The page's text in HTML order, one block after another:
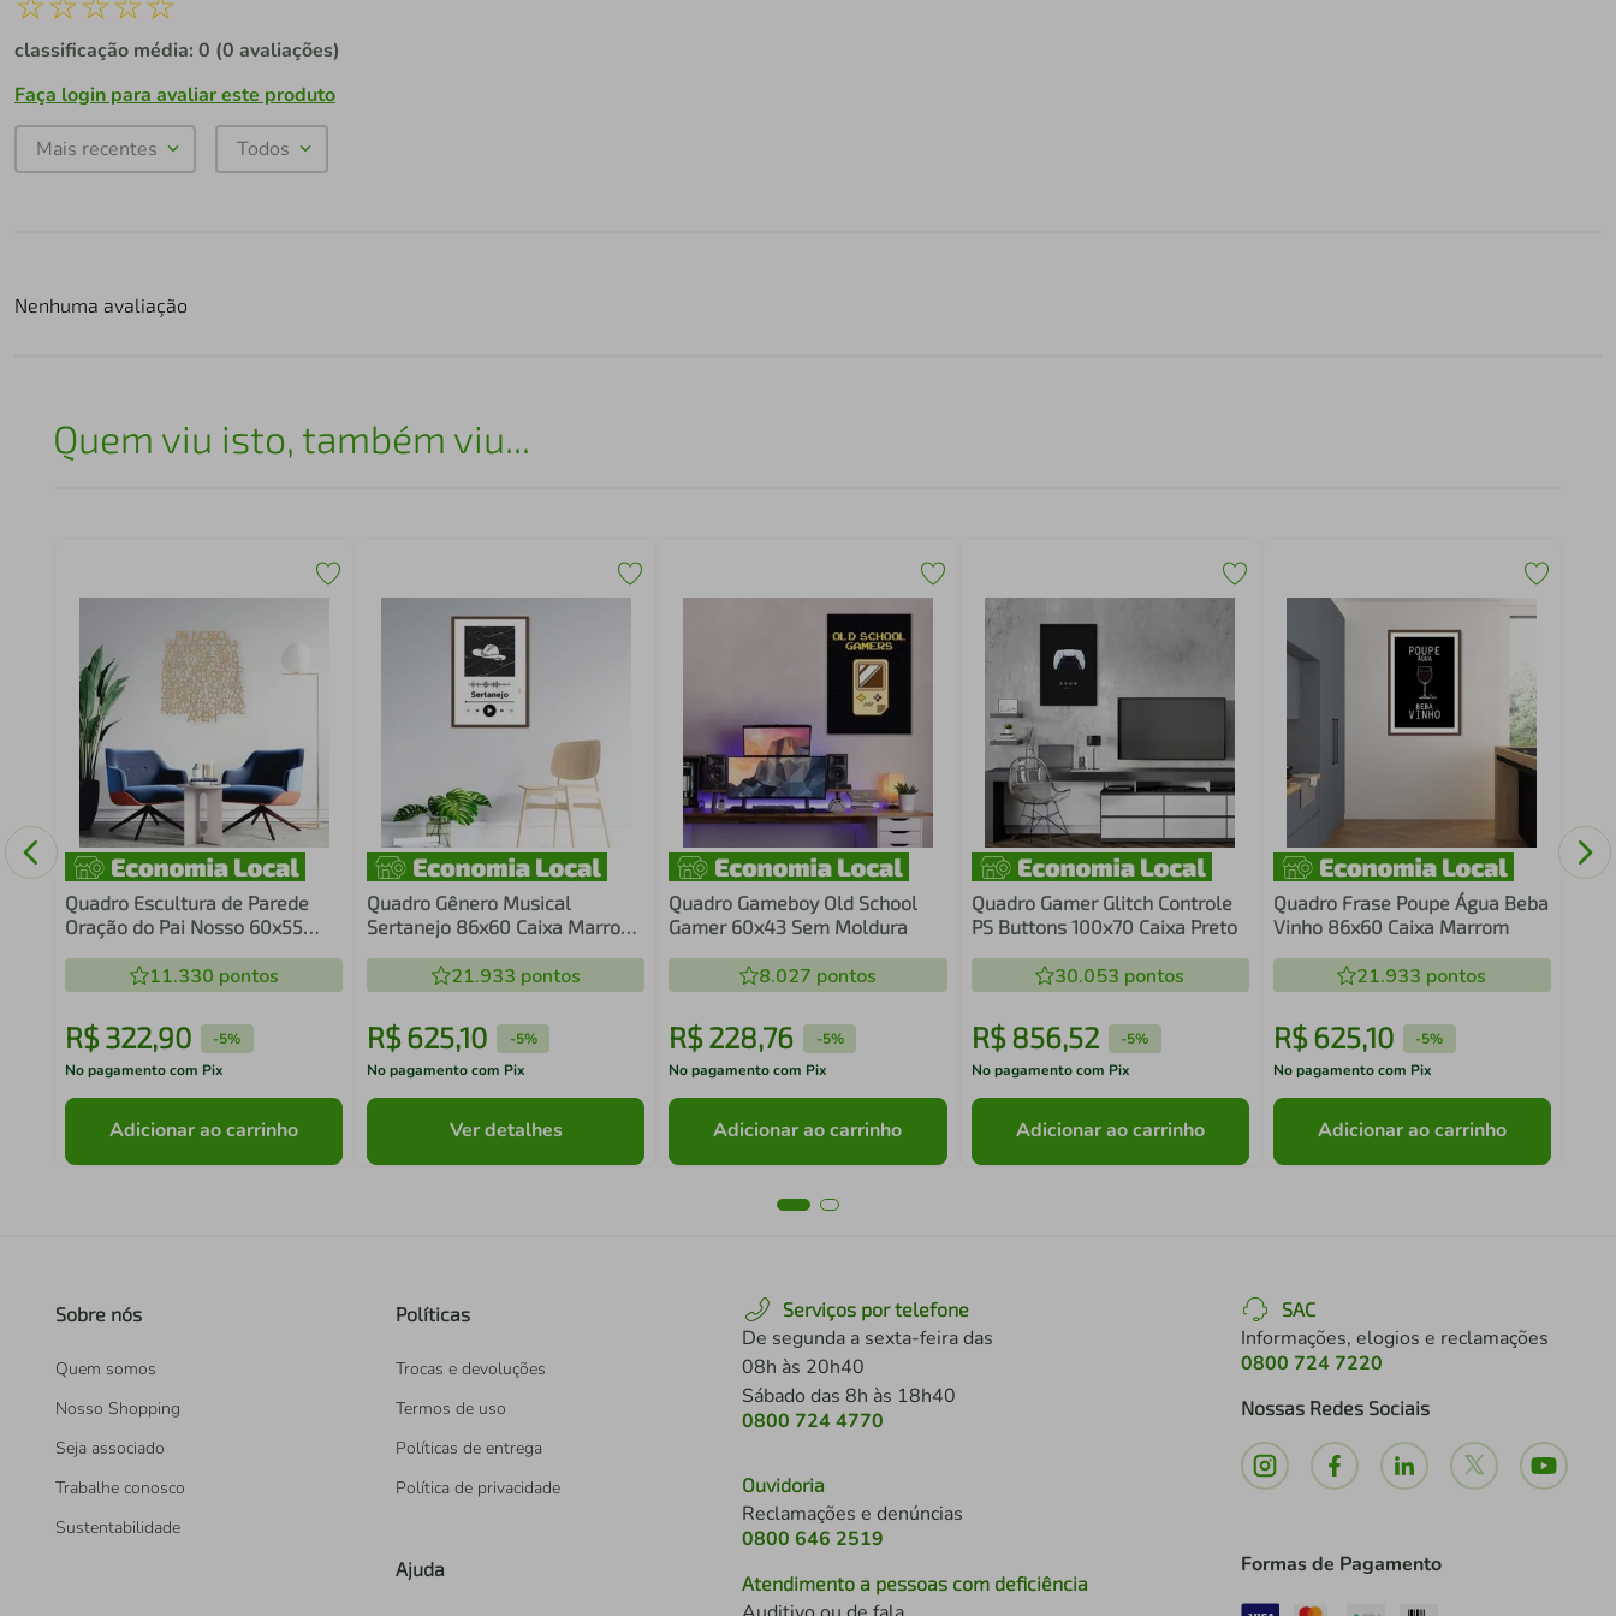
classificação média: 0 (0 avaliações)
Faça login para avaliar este produto
Mais recentes Todos
Nenhuma avaliação
Quem viu isto, também viu...
Quadro Escultura de Parede
Oração do Pai Nosso 60x55
11.330 pontos
R$ 322,90 -5%
No pagamento com Pix
Adicionar ao carrinho
Quadro Gênero Musical
Sertanejo 86x60 Caixa Marrom
21.933 pontos
R$ 625,10 -5%
No pagamento com Pix
Ver detalhes
Quadro Gameboy Old School
Gamer 60x43 Sem Moldura
8.027 pontos
R$228,76 -5%
No pagamento com Pix
Adicionar ao carrinho
Quadro Gamer Glitch Controle
PS Buttons 100x70 Caixa Preto
30.053 pontos
R$ 856,52 -5%
No pagamento com Pix
Adicionar ao carrinho
Quadro Frase Poupe Água Beba
Vinho 86x60 Caixa Marrom
21.933 pontos
R$ 625,10 -5%
No pagamento com Pix
Adicionar ao carrinho
Sobre nós
Quem somos
Nosso Shopping
Seja associado
Trabalhe conosco
Sustentabilidade
Políticas
Trocas e devoluções
Termos de uso
Políticas de entrega
Política de privacidade
Ajuda
Serviços por telefone
De segunda a sexta-feira das
08h às 20h40
Sábado das 8h às 18h40
0800 724 4770
Ouvidoria
Reclamações e denúncias
0800 646 2519
Atendimento a pessoas com deficiência
SAC
Informações, elogios e reclamações
0800 724 7220
Nossas Redes Sociais
Formas de Pagamento